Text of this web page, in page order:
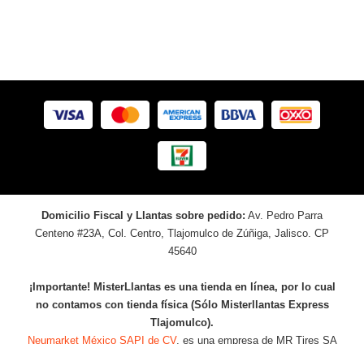
Domicilio Fiscal y Llantas sobre pedido: Av. Pedro Parra
Centeno #23A, Col. Centro, Tlajomulco de Zúñiga, Jalisco. CP
45640
¡Importante! MisterLlantas es una tienda en línea, por lo cual
no contamos con tienda física (Sólo Misterllantas Express
Tlajomulco).
Neumarket México SAPI de CV, es una empresa de MR Tires SA